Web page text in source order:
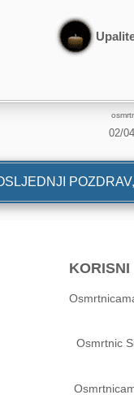
02/
Osmrtnic